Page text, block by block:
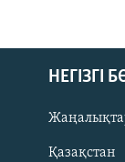
НЕГІЗГІ
Қазақстан